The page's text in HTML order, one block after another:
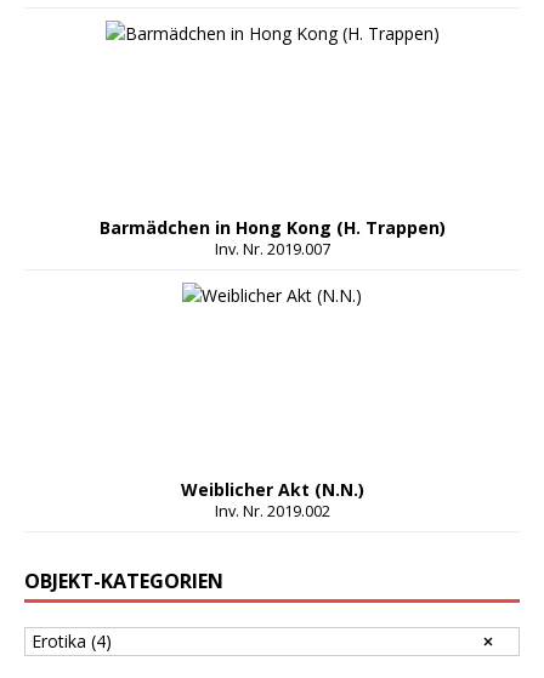
Barmädchen in Hong Kong (H. Trappen)
Inv. Nr. 2019.007
Weiblicher Akt (N.N.)
Inv. Nr. 2019.002
OBJEKT-KATEGORIEN
Erotika (4)